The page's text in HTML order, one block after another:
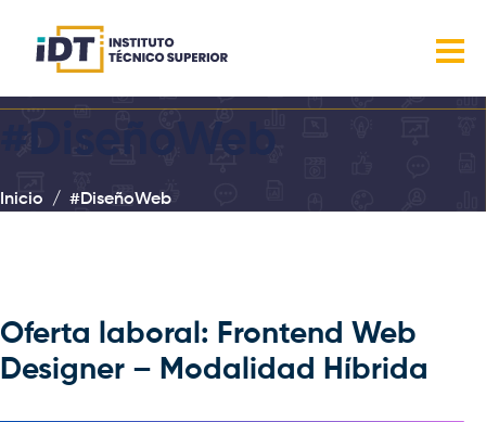
#DiseñoWeb
Inicio #DiseñoWeb
Oferta laboral: Frontend Web
Designer – Modalidad Híbrida